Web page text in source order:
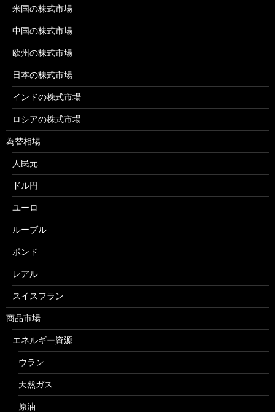
米国の株式市場
中国の株式市場
欧州の株式市場
日本の株式市場
インドの株式市場
ロシアの株式市場
為替相場
人民元
ドル円
ユーロ
ルーブル
ポンド
レアル
スイスフラン
商品市場
エネルギー資源
ウラン
天然ガス
原油